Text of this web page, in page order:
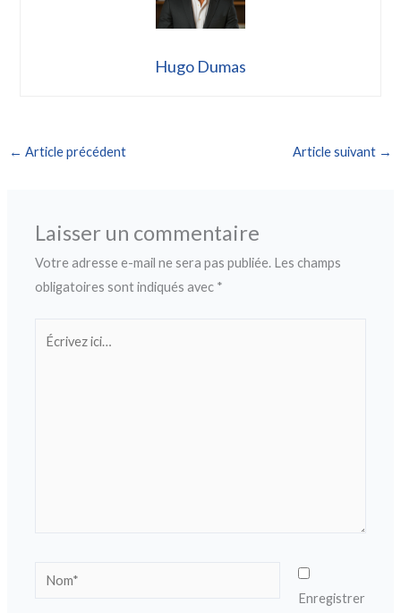
Hugo Dumas
← Article précédent Article suivant →
Laisser un commentaire
Votre adresse e-mail ne sera pas publiée. Les champs
obligatoires sont indiqués avec *
Nom*
Enregistrer